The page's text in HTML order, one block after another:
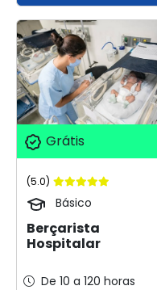
Grátis
(5.0)
Básico
Berçarista
Hospitalar
De 10 a 120 horas